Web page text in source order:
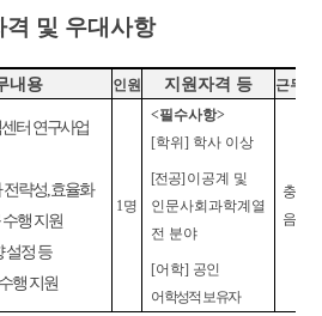
격 및 우대사항
내용 인원 지원자격 등 근무지
터 연구사업
전략성,효율화
행 지원
설정 등
행 지원
1명
<필수사항>
[학위] 학사 이상
[전공] 이공계 및
인문사회과학계열
전 분야
[어학] 공인
어학성적 보유자
충북
음성